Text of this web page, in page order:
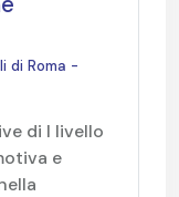
di Roma -
di I livello
e